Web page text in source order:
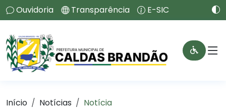
Ouvidoria Transparência E-SIC
Início Notícias Notícia